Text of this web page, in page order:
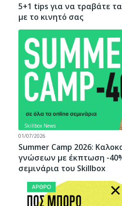
5+1 tips για να τραβάτε
με το κινητό σας
Skillbox News
01/07/2026
Summer Camp 2026:
γνώσεων με έκπτωση -
σεμινάρια του Skillbox